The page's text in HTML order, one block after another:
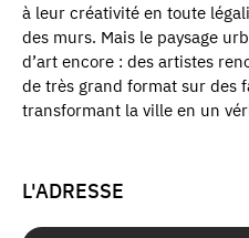
à leur créativité en toute
des murs. Mais le paysage
d’art encore : des artistes
de très grand format sur des
transformant la ville en un
L'ADRESSE